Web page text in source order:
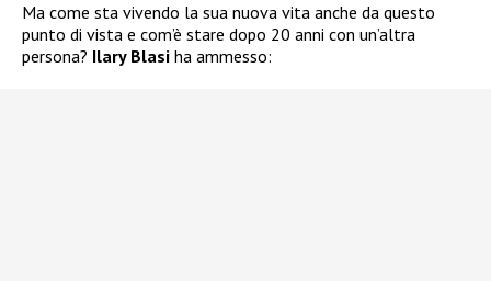
Ma come sta vivendo la sua nuova vita anche da questo
punto di vista e com’è stare dopo 20 anni con un’altra
persona? Ilary Blasi ha ammesso: